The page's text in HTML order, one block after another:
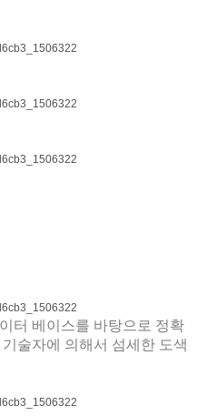
터 베이스를 바탕으로 정확
술자에 의해서 섬세한 도색